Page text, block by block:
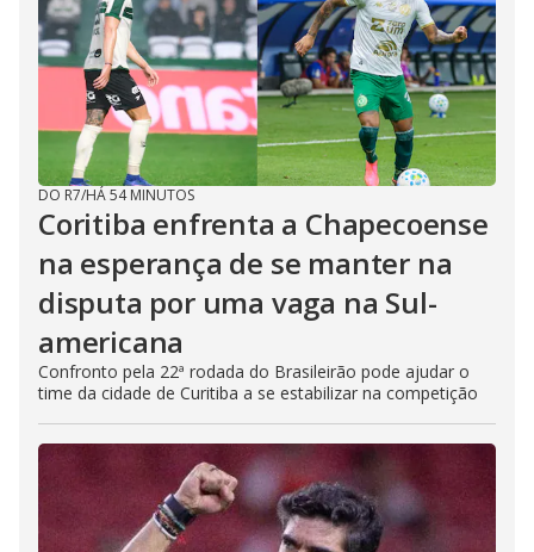
DO R7/HÁ 54 MINUTOS
Coritiba enfrenta a Chapecoense
na esperança de se manter na
disputa por uma vaga na Sul-
americana
Confronto pela 22ª rodada do Brasileirão pode ajudar o
time da cidade de Curitiba a se estabilizar na competição